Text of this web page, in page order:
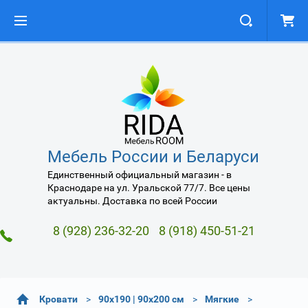
Мебель России и Беларуси
Единственный официальный магазин - в
Краснодаре на ул. Уральской 77/7. Все цены
актуальны. Доставка по всей России
8 (928) 236-32-20 8 (918) 450-51-21
Кровати 90х190 | 90х200 см Мягкие